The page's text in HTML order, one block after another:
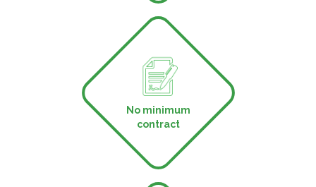
No minimum
contract